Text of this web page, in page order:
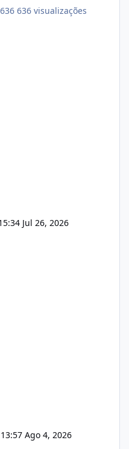
e conta com
636 visualizações
Jul 26, 2026
Ago 4, 2026